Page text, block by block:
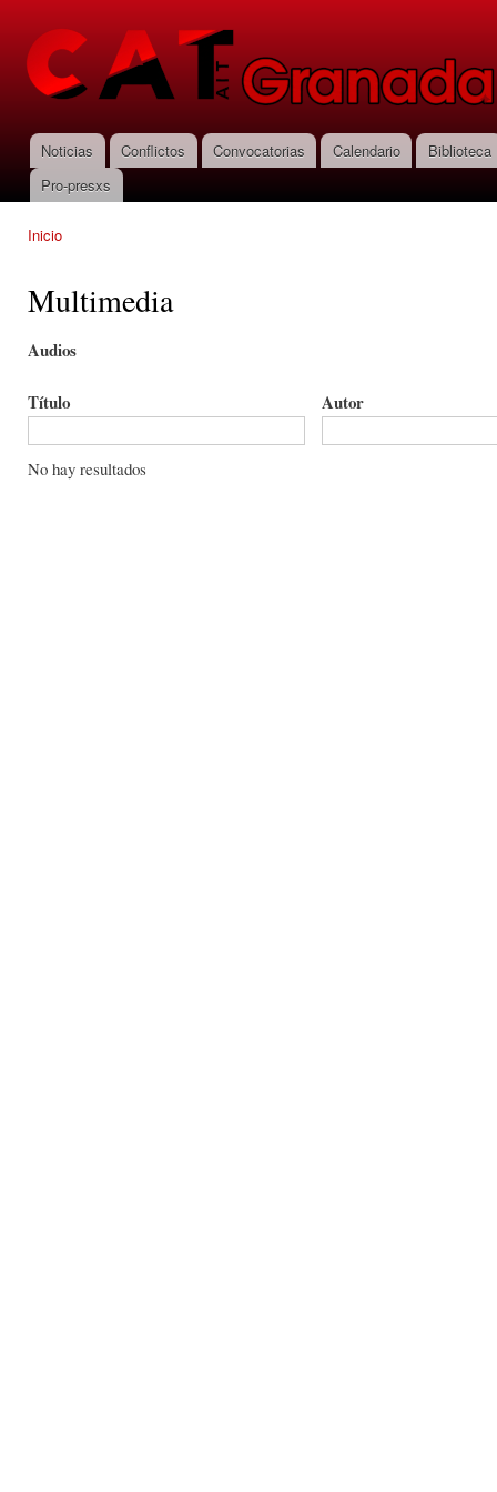
CNT-AIT
Granada
Menú principal
Noticias Conflictos Convocatorias Calendario
Biblioteca
Pro-presxs
Inicio
Multimedia
Audios
Título Autor
No hay resultados